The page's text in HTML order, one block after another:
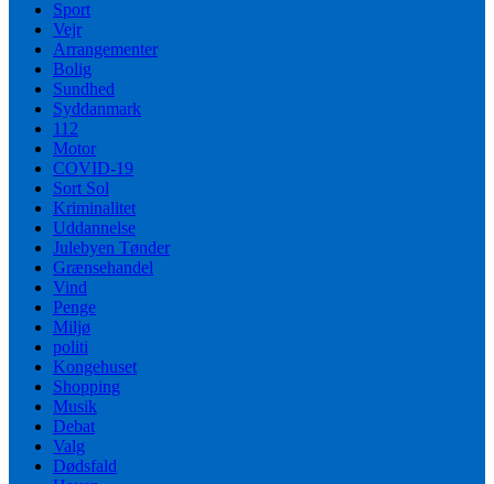
Sport
Vejr
Arrangementer
Bolig
Sundhed
Syddanmark
112
Motor
COVID-19
Sort Sol
Kriminalitet
Uddannelse
Julebyen Tønder
Grænsehandel
Vind
Penge
Miljø
politi
Kongehuset
Shopping
Musik
Debat
Valg
Dødsfald